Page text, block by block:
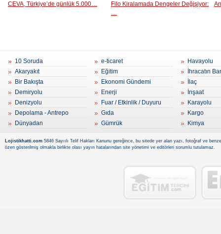
CEVA, Türkiye’de günlük 5.000…
Filo Kiralamada Dengeler Değişiyor:
…
10 Soruda
Akaryakıt
Bir Bakışta
Demiryolu
Denizyolu
Depolama - Antrepo
Dünyadan
e-ticaret
Eğitim
Ekonomi Gündemi
Enerji
Fuar / Etkinlik / Duyuru
Gıda
Gümrük
Havayolu
İhracatın
İlaç
İnşaat
Karayolu
Kargo
Kimya
Lojistikhatti.com 5846 Sayıılı Telif Hakları Kanunu gereğince, bu sitede yer alan yazı, fotoğraf ve
özen gösterilmiş olmakla birlikte olası yayın hatalarından site yönetimi ve editörleri sorumlu tutulamaz.